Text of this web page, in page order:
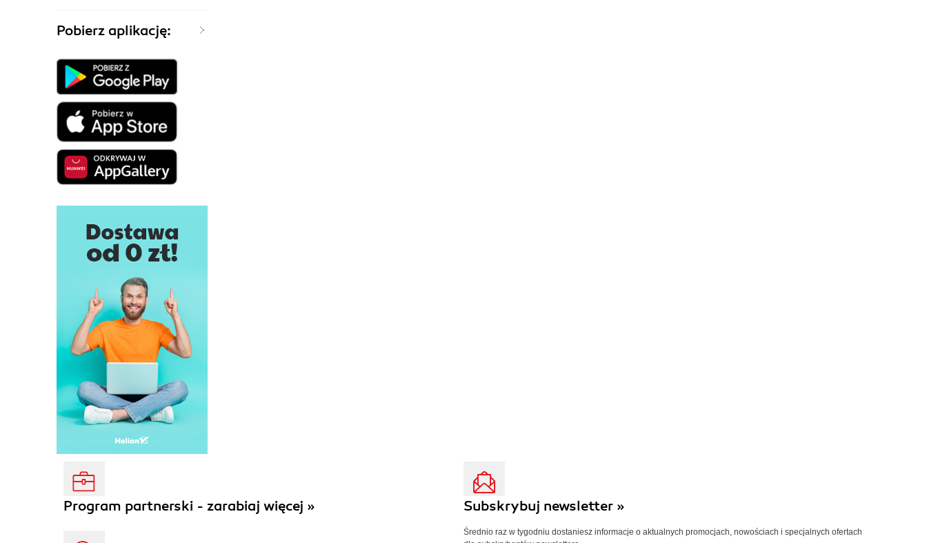
Pobierz aplikację:
Program partnerski - zarabiaj więcej » Subskrybuj newsletter »
Średnio raz w tygodniu dostaniesz informacje o aktualnych promocjach, nowościach i specjalnych ofertach